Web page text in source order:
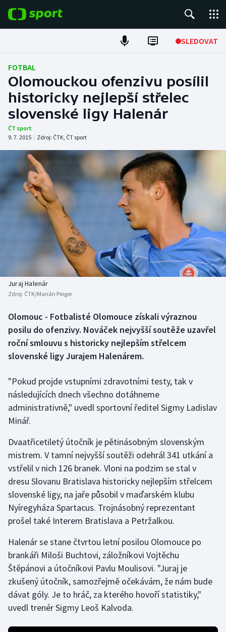
SLEDOVAT
Fotbal
Hokej
Tenis
Atletika
Cyklistika
DALŠÍ SPORTY
Americký fotbal
Baseball a softbal
Basketbal
Biatlon
Box
Curling
Dostihy
Florbal
Golf
Gymnastika
Házená
Jezdectví
Judo
Krasobruslení
Lezení
NEPŘEHLÉDNĚTE
Historické návraty
Aplikace ČT sport
FOTBAL
Olomouckou ofenzivu posílil
historicky nejlepší střelec
slovenské ligy Halenár
ČT sport
9. 7. 2015 | Zdroj: ČTK, ČT sport
Juraj Halenár
Zdroj: ČTK/Marián Peiger
Olomouc - Fotbalisté Olomouce získali výraznou
posilu do ofenzivy. Nováček nejvyšší soutěže uzavřel
roční smlouvu s historicky nejlepším střelcem
slovenské ligy Jurajem Halenárem.
"Pokud projde vstupními zdravotními testy, tak v
následujících dnech všechno dotáhneme
administrativně," uvedl sportovní ředitel Sigmy Ladislav
Minář.
Dvaatřicetiletý útočník je pětinásobným slovenským
mistrem. V tamní nejvyšší soutěži odehrál 341 utkání a
vstřelil v nich 126 branek. Vloni na podzim se stal v
dresu Slovanu Bratislava historicky nejlepším střelcem
slovenské ligy, na jaře působil v maďarském klubu
Nyíregyháza Spartacus. Trojnásobný reprezentant
prošel také Interem Bratislava a Petržalkou.
Halenár se stane čtvrtou letní posilou Olomouce po
brankáři Miloši Buchtovi, záložníkovi Vojtěchu
Štěpánovi a útočníkovi Pavlu Moulisovi. "Juraj je
zkušený útočník, samozřejmě očekávám, že nám bude
dávat góly. Je to hráč, za kterého hovoří statistiky,"
uvedl trenér Sigmy Leoš Kalvoda.